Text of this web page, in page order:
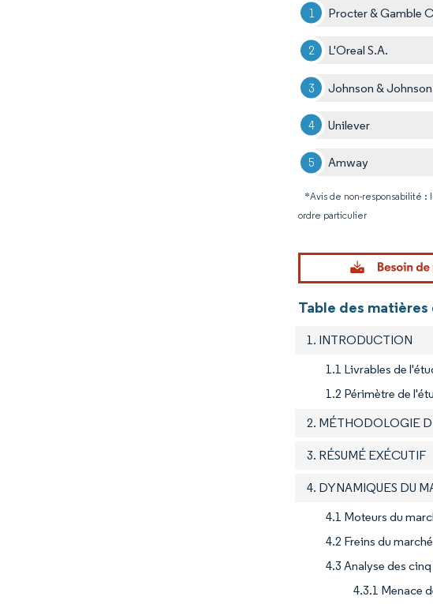
Procter & Gamble
L'Oreal S.A.
Johnson &
Unilever
Amway
*Avis de non-responsabilité :
ordre particulier
Table des
1. INTRODUCTION
1.1 Livrables de
1.2 Périmètre de
2. MÉTHODOLOGIE
3. RÉSUMÉ EXÉCUTIF
4. DYNAMIQUES DU
4.1 Moteurs du
4.2 Freins du marché
4.3 Analyse des
4.3.1 Menace